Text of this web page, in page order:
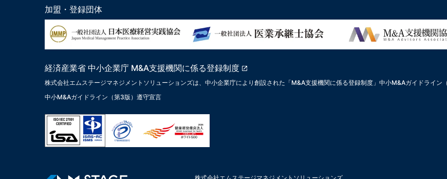
加盟・登録団体
経済産業省 中小企業庁 M&A支援機関に係る登録制度
株式会社エムステージマネジメントソリューションズは、中小企業庁により創設された「M&A支援機関に係る登録制度」中小M&Aガイドライン
中小M&Aガイドライン（第3版）遵守宣言